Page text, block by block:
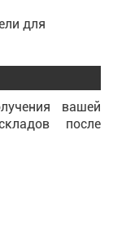
для
вашей
после